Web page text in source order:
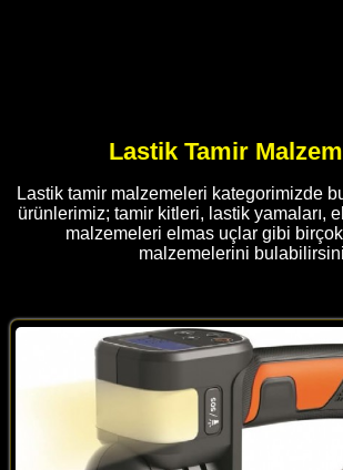
Lastik Tamir
Lastik tamir malzemeleri kategorimizde
ürünlerimiz; tamir kitleri, lastik yamaları,
malzemeleri elmas uçlar gibi
malzemelerini